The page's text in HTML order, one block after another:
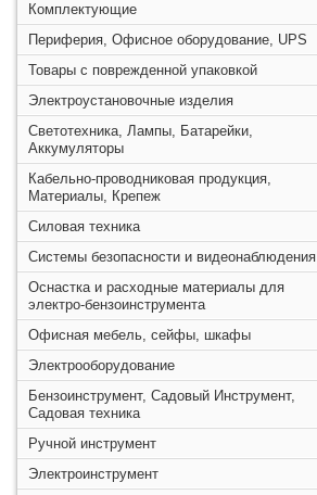
Комплектующие
Периферия, Офисное оборудование, UPS
Товары с поврежденной упаковкой
Электроустановочные изделия
Светотехника, Лампы, Батарейки,
Аккумуляторы
Кабельно-проводниковая продукция,
Материалы, Крепеж
Силовая техника
Системы безопасности и видеонаблюдения
Оснастка и расходные материалы для
электро-бензоинструмента
Офисная мебель, сейфы, шкафы
Электрооборудование
Бензоинструмент, Садовый Инструмент,
Садовая техника
Ручной инструмент
Электроинструмент